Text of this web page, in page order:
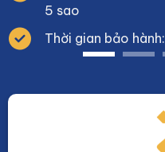
5 sao
Thời gian bảo